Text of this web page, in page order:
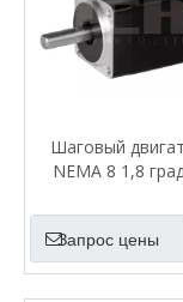
Шаговый
NEMA 8 1,8
Запрос цены